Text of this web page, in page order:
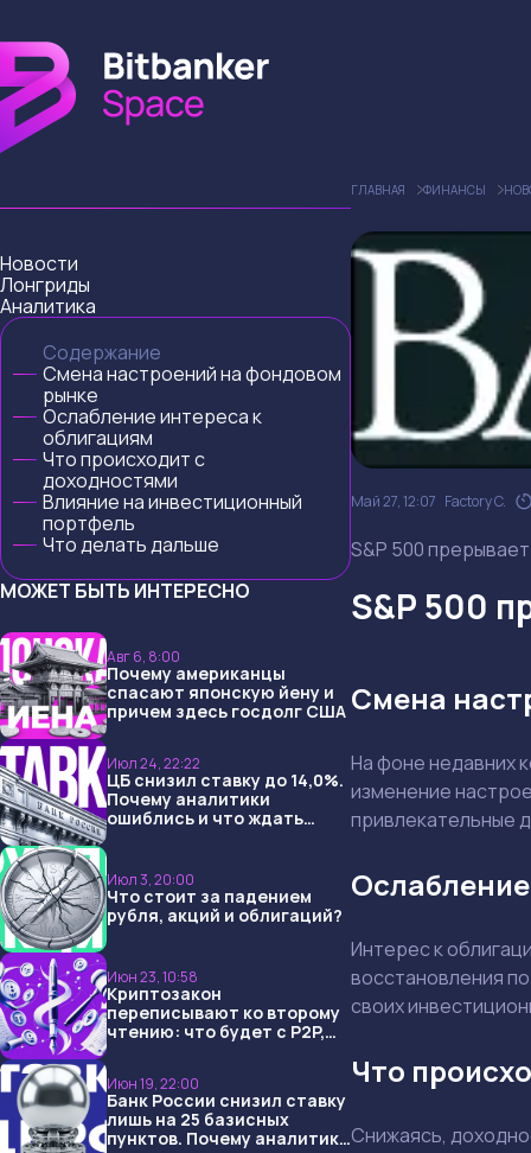
Новости
Лонгриды
Аналитика
Содержание
Смена настроений на фондовом
рынке
Ослабление интереса к
облигациям
Что происходит с
доходностями
Влияние на инвестиционный
портфель
Что делать дальше
МОЖЕТ БЫТЬ ИНТЕРЕСНО
Авг 6, 8:00
Почему американцы
спасают японскую йену и
причем здесь госдолг США
Июл 24, 22:22
ЦБ снизил ставку до 14,0%.
Почему аналитики
ошиблись и что ждать
Июл 3, 20:00
Что стоит за падением
рубля, акций и облигаций?
Июн 23, 10:58
Криптозакон
переписывают ко второму
чтению: что будет с P2P,
Июн 19, 22:00
Банк России снизил ставку
лишь на 25 базисных
пунктов. Почему аналитики
ГЛАВНАЯ ФИНАНСЫ
Май 27, 12:07 Factory C.
S&P 500
S&P 500
Смена
На фоне недавних
изменение
привлекательные
Интерес к
восстановления
своих
Что
Снижаясь,